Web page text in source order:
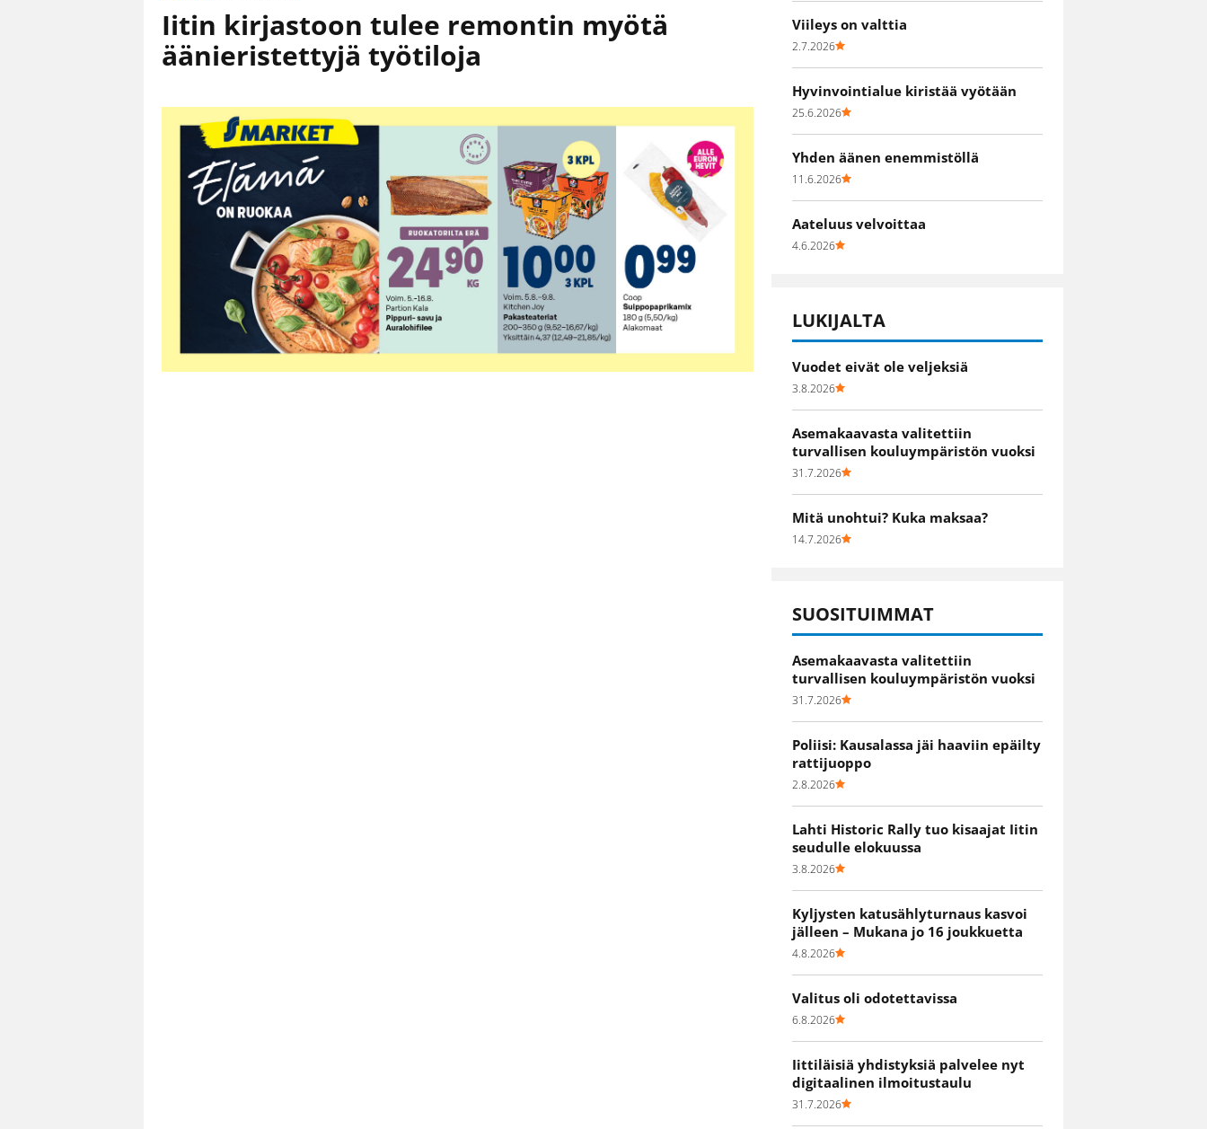
Iitin kirjastoon tulee remontin myötä
äänieristettyjä työtiloja
Viileys on valttia
2.7.2026
Hyvinvointialue kiristää vyötään
25.6.2026
Yhden äänen enemmistöllä
11.6.2026
Aateluus velvoittaa
4.6.2026
LUKIJALTA
Vuodet eivät ole veljeksiä
3.8.2026
Asemakaavasta valitettiin
turvallisen kouluympäristön vuoksi
31.7.2026
Mitä unohtui? Kuka maksaa?
14.7.2026
SUOSITUIMMAT
Asemakaavasta valitettiin
turvallisen kouluympäristön vuoksi
31.7.2026
Poliisi: Kausalassa jäi haaviin epäilty
rattijuoppo
2.8.2026
Lahti Historic Rally tuo kisaajat Iitin
seudulle elokuussa
3.8.2026
Kyljysten katusählyturnaus kasvoi
jälleen – Mukana jo 16 joukkuetta
4.8.2026
Valitus oli odotettavissa
6.8.2026
Iittiläisiä yhdistyksiä palvelee nyt
digitaalinen ilmoitustaulu
31.7.2026